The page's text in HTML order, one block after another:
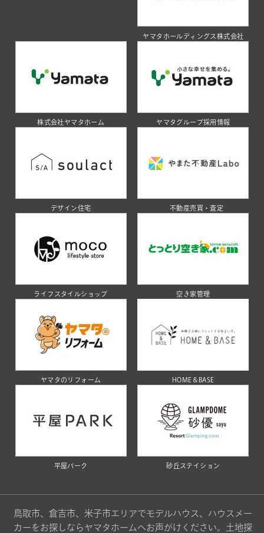
ヤマタホールディングス株式会社
株式会社ヤマタホーム ヤマタグループ採用情報
デザイン住宅 不動産売買・査定
ライフスタイルショップ 空き家管理
ヤマタのリフォーム HOME＆BASE
平屋パーク 砂丘ステイション
鳥取市、倉吉市、米子市エリアでモデルハウス、ハウスメー
カーをお探しならヤマタホームへお声がけください。土地探